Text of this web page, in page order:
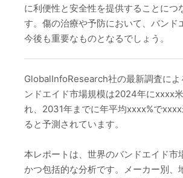
に利便性と安全性を提供することにつ
す。傷の治療や予防において、バンド
今後も重要なものとなるでしょう。
GlobalInfoResearch社の最新調査によ
ンドエイド市場規模は2024年にxxxx
れ、2031年までに年平均xxxx%で
ると予測されています。
本レポートは、世界のバンドエイド市
かつ包括的な分析です。メーカー別、